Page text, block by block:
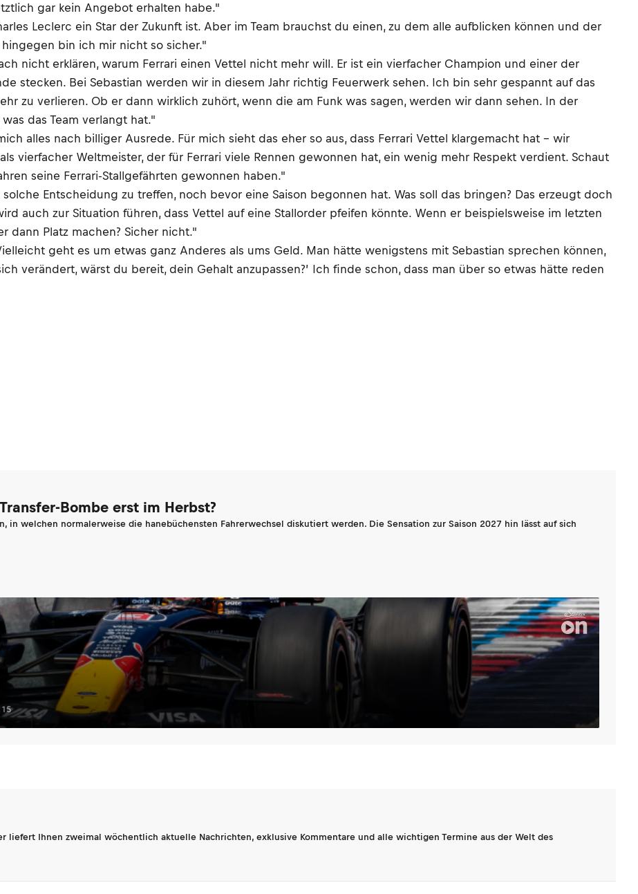
gar kein Angebot erhalten habe."
Leclerc ein Star der Zukunft ist. Aber im Team brauchst du einen, zu dem alle aufblicken können und der
bin ich mir nicht so sicher."
nicht erklären, warum Ferrari einen Vettel nicht mehr will. Er ist ein vierfacher Champion und einer der
stecken. Bei Sebastian werden wir in diesem Jahr richtig Feuerwerk sehen. Ich bin sehr gespannt auf das
zu verlieren. Ob er dann wirklich zuhört, wenn die am Funk was sagen, werden wir dann sehen. In der
das Team verlangt hat."
alles nach billiger Ausrede. Für mich sieht das eher so aus, dass Ferrari Vettel klargemacht hat – wir
vierfacher Weltmeister, der für Ferrari viele Rennen gewonnen hat, ein wenig mehr Respekt verdient. Schaut
seine Ferrari-Stallgefährten gewonnen haben."
Entscheidung zu treffen, noch bevor eine Saison begonnen hat. Was soll das bringen? Das erzeugt doch
auch zur Situation führen, dass Vettel auf eine Stallorder pfeifen könnte. Wenn er beispielsweise im letzten
dann Platz machen? Sicher nicht."
geht es um etwas ganz Anderes als ums Geld. Man hätte wenigstens mit Sebastian sprechen können,
verändert, wärst du bereit, dein Gehalt anzupassen?’ Ich finde schon, dass man über so etwas hätte reden
Bombe erst im Herbst?
in welchen normalerweise die hanebüchensten Fahrerwechsel diskutiert werden. Die Sensation zur Saison 2027 hin lässt auf sich
liefert Ihnen zweimal wöchentlich aktuelle Nachrichten, exklusive Kommentare und alle wichtigen Termine aus der Welt des